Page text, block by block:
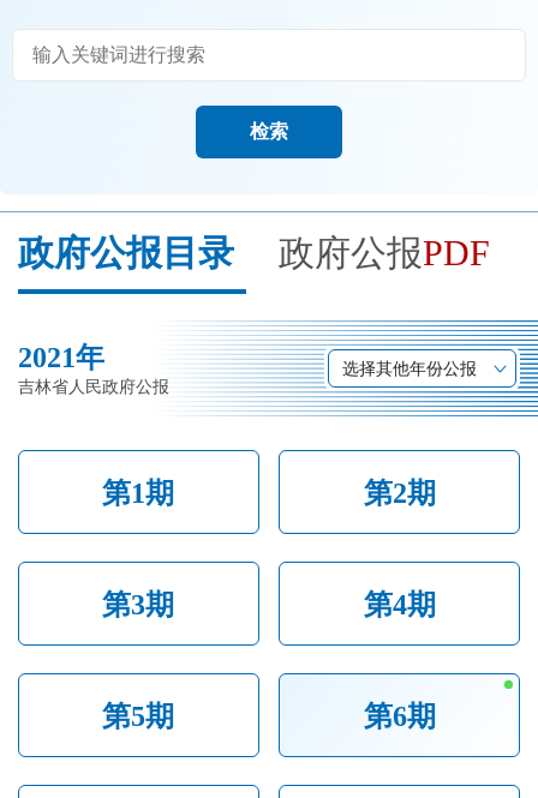
检索
政府公报目录 政府公报PDF
2021年
吉林省人民政府公报
选择其他年份公报
第1期 第2期
第3期 第4期
第5期 第6期
导
盲
模